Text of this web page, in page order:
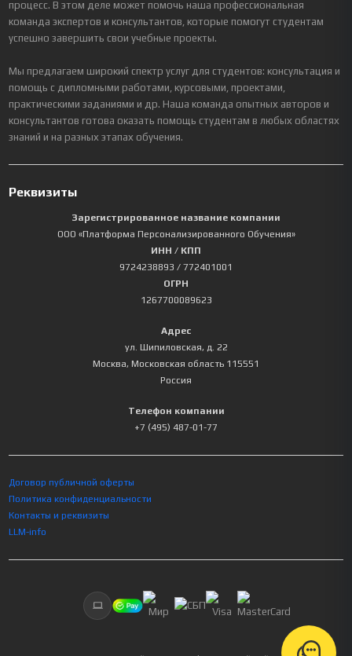
процесс. В этом деле может помочь наша профессиональная
команда экспертов и консультантов, которые помогут студентам
успешно завершить свои учебные проекты.
Мы предлагаем широкий спектр услуг для студентов: консультация и
помощь с дипломными работами, курсовыми, проектами,
практическими заданиями и др. Наша команда опытных авторов и
консультантов готова оказать помощь студентам в любых областях
знаний и на разных этапах обучения.
Реквизиты
Зарегистрированное название компании
ООО «Платформа Персонализированного Обучения»
ИНН / КПП
9724238893 / 772401001
ОГРН
1267700089623
Адрес
ул. Шипиловская, д. 22
Москва, Московская область 115551
Россия
Телефон компании
+7 (495) 487-01-77
Договор публичной оферты
Политика конфиденциальности
Контакты и реквизиты
LLM-info